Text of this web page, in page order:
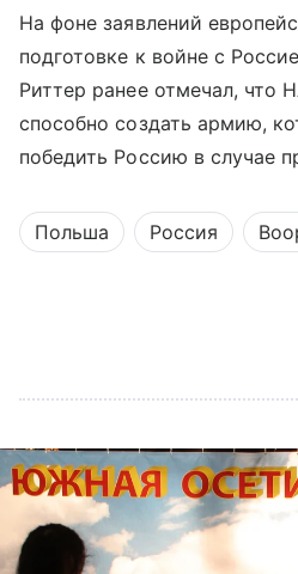
На фоне заявлений
подготовке к войне с
Риттер ранее отмечал, что
способно создать армию,
победить Россию в случае
Польша Россия